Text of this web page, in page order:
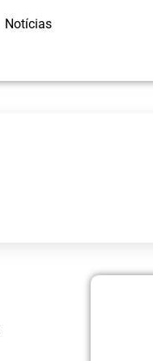
Notícias